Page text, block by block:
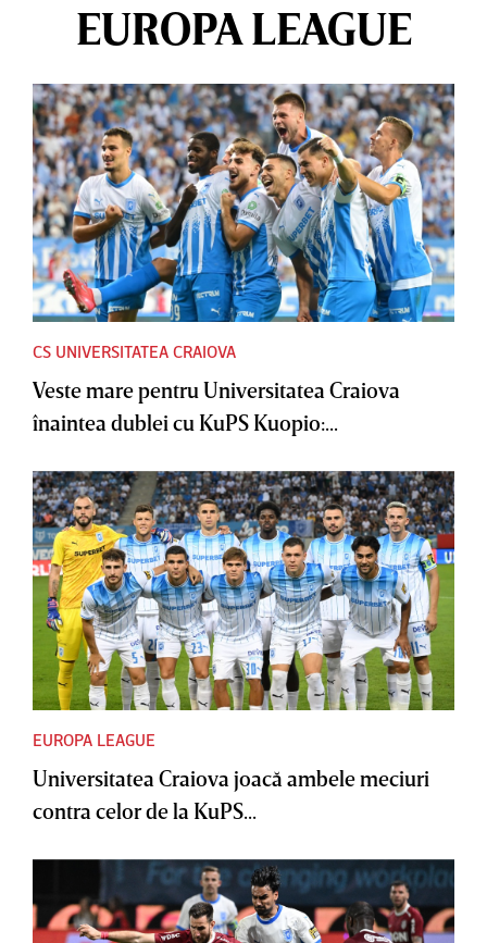
EUROPA LEAGUE
CS UNIVERSITATEA CRAIOVA
Veste mare pentru Universitatea Craiova
înaintea dublei cu KuPS Kuopio:...
EUROPA LEAGUE
Universitatea Craiova joacă ambele meciuri
contra celor de la KuPS...